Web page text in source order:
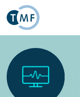
Direkt zum Inhalt